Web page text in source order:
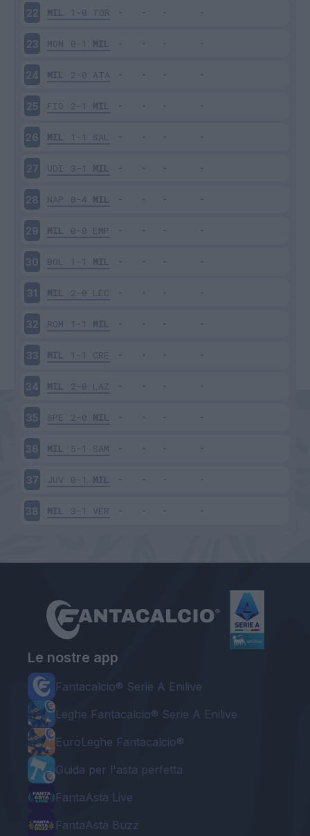
22 MIL 1-0 TOR
23 MON 0-1 MIL
24 MIL 2-0 ATA
25 FIO 2-1 MIL
26 MIL 1-1 SAL
27 UDI 3-1 MIL
28 NAP 0-4 MIL
29 MIL 0-0 EMP
30 BOL 1-1 MIL
31 MIL 2-0 LEC
32 ROM 1-1 MIL
33 MIL 1-1 CRE
34 MIL 2-0 LAZ
35 SPE 2-0 MIL
36 MIL 5-1 SAM
37 JUV 0-1 MIL
38 MIL 3-1 VER
Le nostre app
Fantacalcio® Serie A Enilive
Leghe Fantacalcio® Serie A Enilive
EuroLeghe Fantacalcio®
Guida per l'asta perfetta
FantaAsta Live
FantaAsta Buzz